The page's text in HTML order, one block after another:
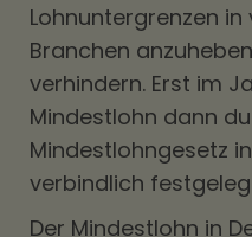
Lohnuntergrenzen
Branchen
verhindern. Erst im
Mindestlohn dann
Mindestlohngesetz
verbindlich
Der Mindestlohn in